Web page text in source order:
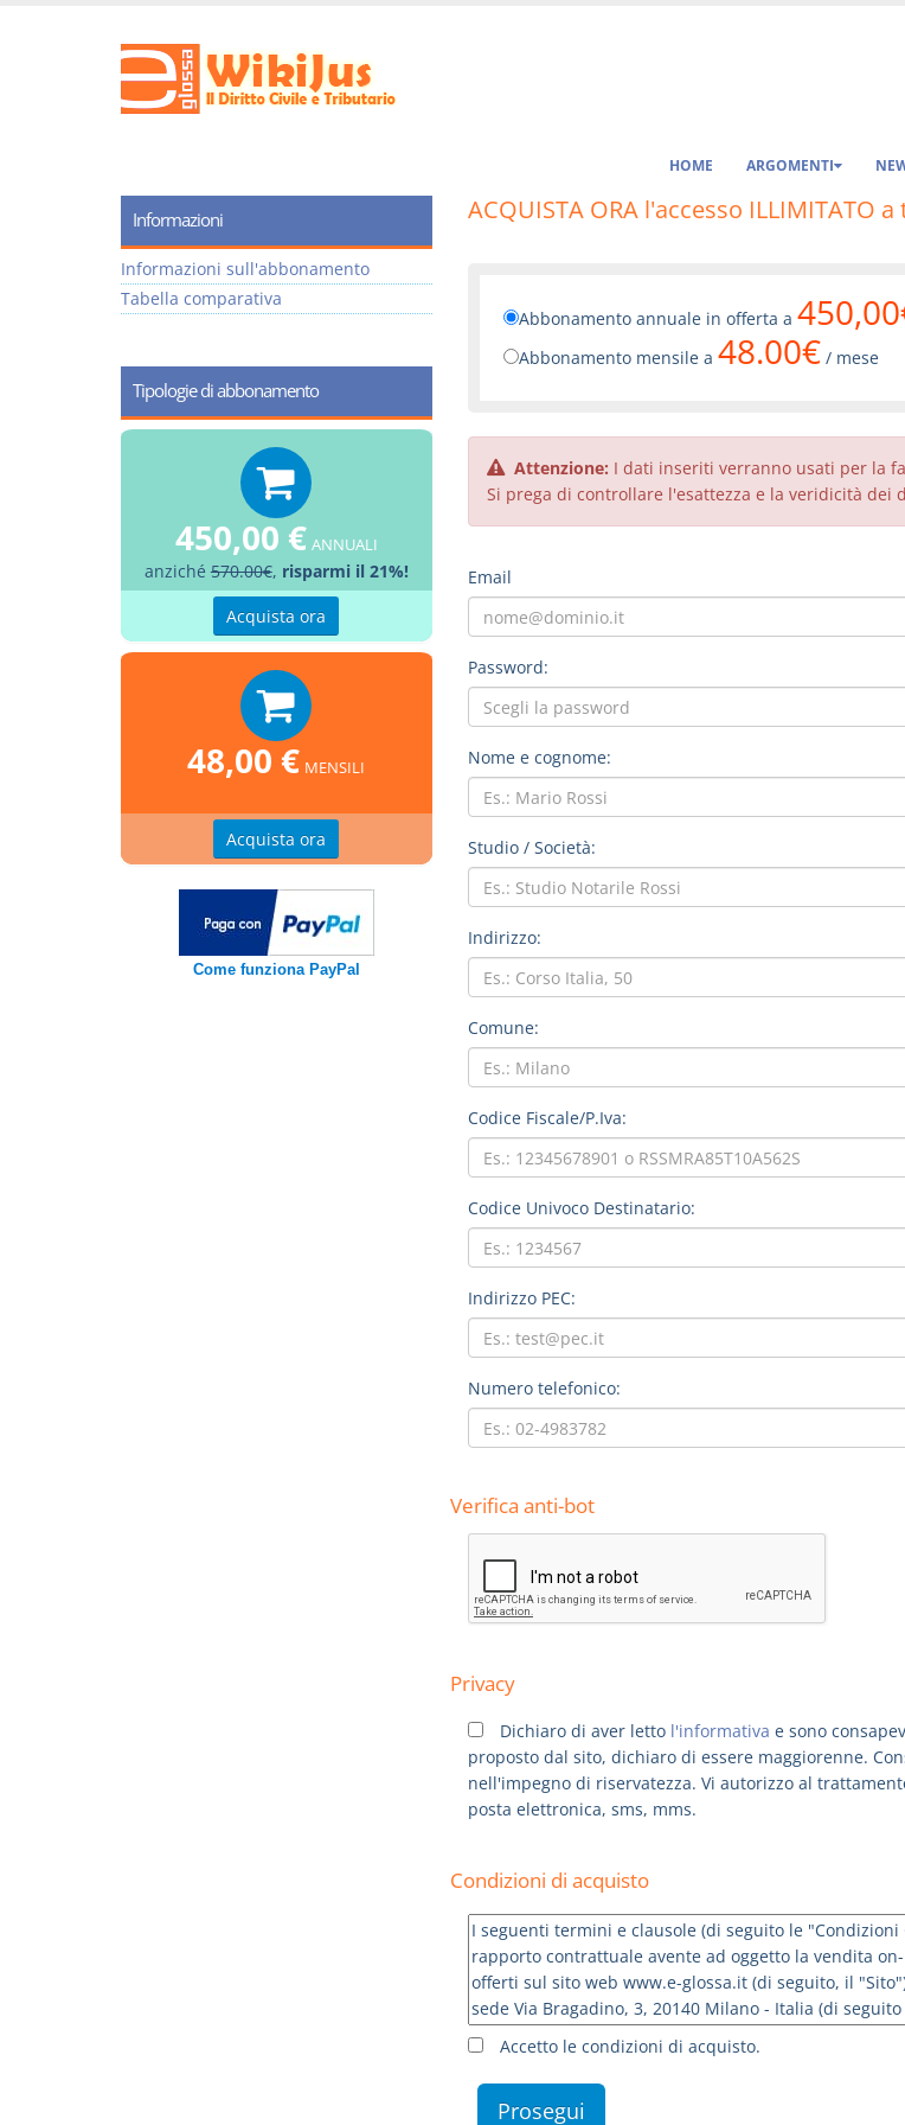
HOME ARGOMENTI
ACQUISTA ORA l'accesso ILLIMITATO
Abbonamento annuale in offerta a
Abbonamento mensile a 48.00€ / mese
Attenzione: I dati inseriti verranno usati per la
Si prega di controllare l'esattezza e la veridicità dei
Email
Password:
Nome e cognome:
Studio / Società:
Indirizzo:
Comune:
Codice Fiscale/P.Iva:
Codice Univoco Destinatario:
Indirizzo PEC:
Numero telefonico:
Verifica anti-bot
Privacy
Dichiaro di aver letto l'informativa e sono
proposto dal sito, dichiaro di essere maggiorenne.
nell'impegno di riservatezza. Vi autorizzo al
posta elettronica, sms, mms.
Condizioni di acquisto
Accetto le condizioni di acquisto.
Informazioni
Informazioni sull'abbonamento
Tabella comparativa
Tipologie di abbonamento
450,00 € ANNUALI
anziché570.00€, risparmi il 21%!
Acquista ora
48,00 € MENSILI
Acquista ora
Come funziona PayPal